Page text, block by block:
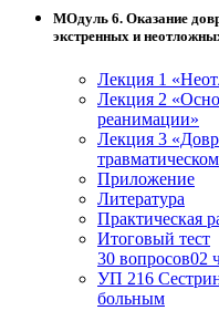
МОдуль 6. Оказание
экстренных и
Лекция 1
Лекция 2
реанимации»
Лекция 3
Приложение
Литература
Практическая
Итоговый тест
30 вопросов02
УП 216
больным